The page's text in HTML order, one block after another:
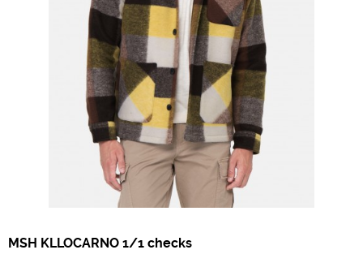
MSH KLLOCARNO 1/1 checks